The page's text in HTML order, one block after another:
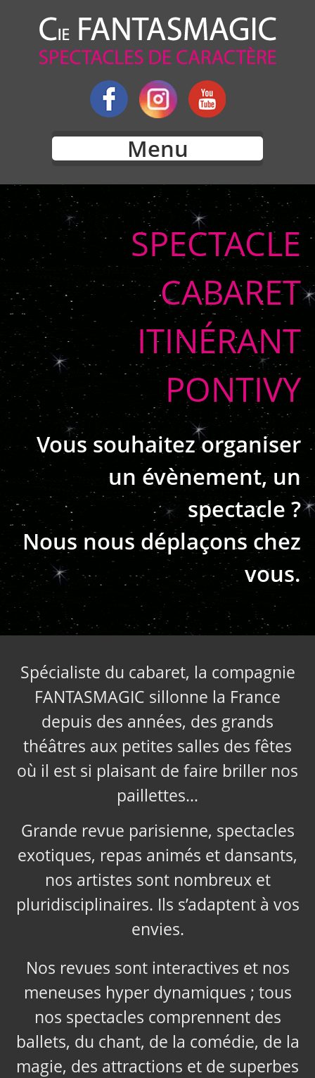
Menu
SPECTACLE
CABARET
ITINÉRANT
PONTIVY
Vous souhaitez organiser
un évènement, un
spectacle ?
Nous nous déplaçons chez
vous.
Spécialiste du cabaret, la compagnie
FANTASMAGIC sillonne la France
depuis des années, des grands
théâtres aux petites salles des fêtes
où il est si plaisant de faire briller nos
paillettes…
Grande revue parisienne, spectacles
exotiques, repas animés et dansants,
nos artistes sont nombreux et
pluridisciplinaires. Ils s’adaptent à vos
envies.
Nos revues sont interactives et nos
meneuses hyper dynamiques ; tous
nos spectacles comprennent des
ballets, du chant, de la comédie, de la
magie, des attractions et de superbes